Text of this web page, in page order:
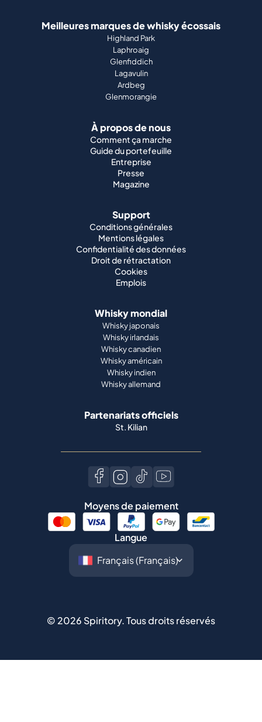
Meilleures marques de whisky écossais
Highland Park
Laphroaig
Glenfiddich
Lagavulin
Ardbeg
Glenmorangie
À propos de nous
Comment ça marche
Guide du portefeuille
Entreprise
Presse
Magazine
Support
Conditions générales
Mentions légales
Confidentialité des données
Droit de rétractation
Cookies
Emplois
Whisky mondial
Whisky japonais
Whisky irlandais
Whisky canadien
Whisky américain
Whisky indien
Whisky allemand
Partenariats officiels
St. Kilian
Moyens de paiement
Langue
© 2026 Spiritory.Tous droits réservés